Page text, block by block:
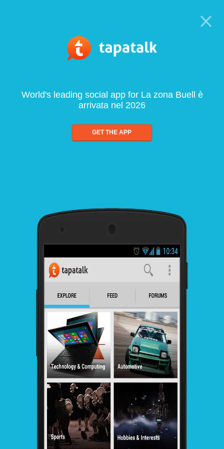
World's leading social app for La zona Buell è
arrivata nel 2026
GET THE APP